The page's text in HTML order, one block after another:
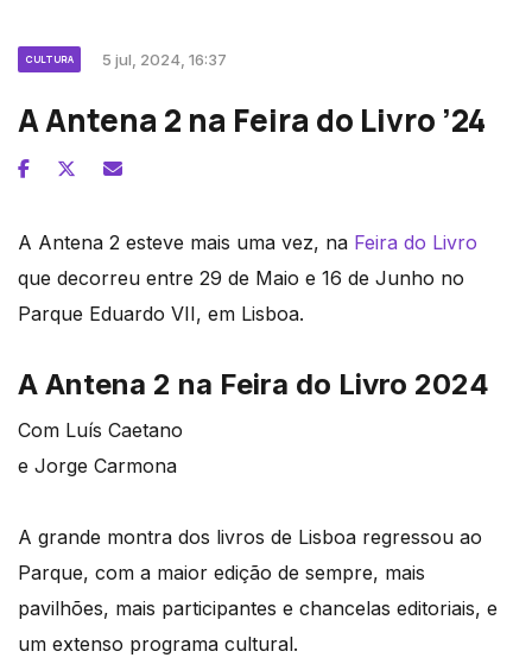
CULTURA 5 jul, 2024, 16:37
A Antena 2 na Feira do Livro ’24
A Antena 2 esteve mais uma vez, na Feira do Livro
que decorreu entre 29 de Maio e 16 de Junho no
Parque Eduardo VII, em Lisboa.
A Antena 2 na Feira do Livro 2024
Com Luís Caetano
e Jorge Carmona
A grande montra dos livros de Lisboa regressou ao
Parque, com a maior edição de sempre, mais
pavilhões, mais participantes e chancelas editoriais, e
um extenso programa cultural.